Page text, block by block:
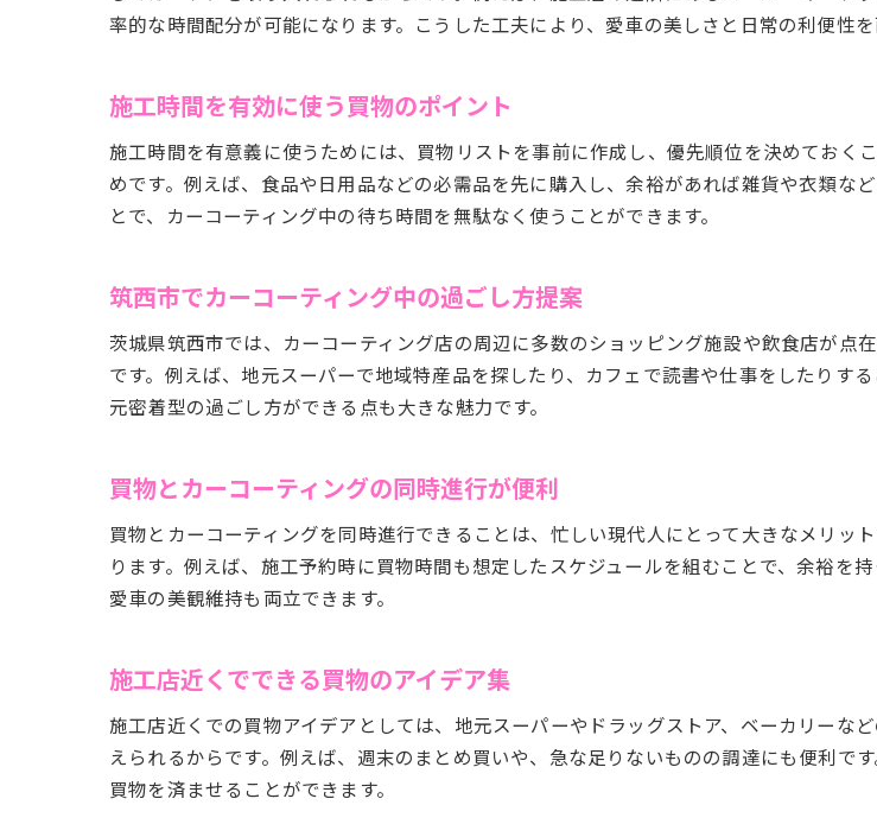
待ち時間を楽しむ賢い買物
買物をしながら日常を豊か
施工店周辺でできる買物の
手洗い洗車と合わせた買物の
カーコーティング中に効率
買物しながら愛車メンテナ
施工時間が気になる方へ買物併
車コーティングと買物の併
筑西市の生活に密着した買
率的な時間配分が可能になります。こうした工夫により、愛車の美しさと日常の利便性を
施工時間を有効に使う買物のポイント
施工時間を有意義に使うためには、買物リストを事前に作成し、優先順位を決めておく
めです。例えば、食品や日用品などの必需品を先に購入し、余裕があれば雑貨や衣類な
とで、カーコーティング中の待ち時間を無駄なく使うことができます。
筑西市でカーコーティング中の過ごし方提案
茨城県筑西市では、カーコーティング店の周辺に多数のショッピング施設や飲食店が点
です。例えば、地元スーパーで地域特産品を探したり、カフェで読書や仕事をしたりす
元密着型の過ごし方ができる点も大きな魅力です。
買物とカーコーティングの同時進行が便利
買物とカーコーティングを同時進行できることは、忙しい現代人にとって大きなメリッ
ります。例えば、施工予約時に買物時間も想定したスケジュールを組むことで、余裕を
愛車の美観維持も両立できます。
施工店近くでできる買物のアイデア集
施工店近くでの買物アイデアとしては、地元スーパーやドラッグストア、ベーカリーな
えられるからです。例えば、週末のまとめ買いや、急な足りないものの調達にも便利で
買物を済ませることができます。